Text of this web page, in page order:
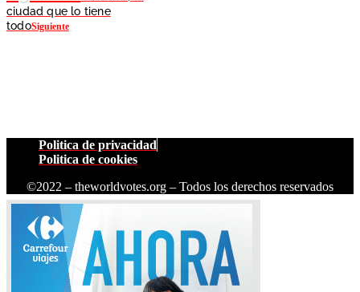
ciudad que lo tiene
todoSiguiente
Politica de privacidad
Politica de cookies
©2022 – theworldvotes.org – Todos los derechos reservados